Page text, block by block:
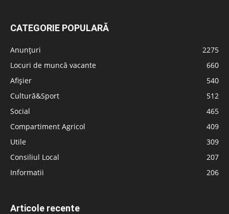
CATEGORIE POPULARĂ
Anunțuri
2275
Locuri de muncă vacante
660
Afișier
540
Cultură&Sport
512
Social
465
Compartiment Agricol
409
Utile
309
Consiliul Local
207
Informatii
206
Articole recente